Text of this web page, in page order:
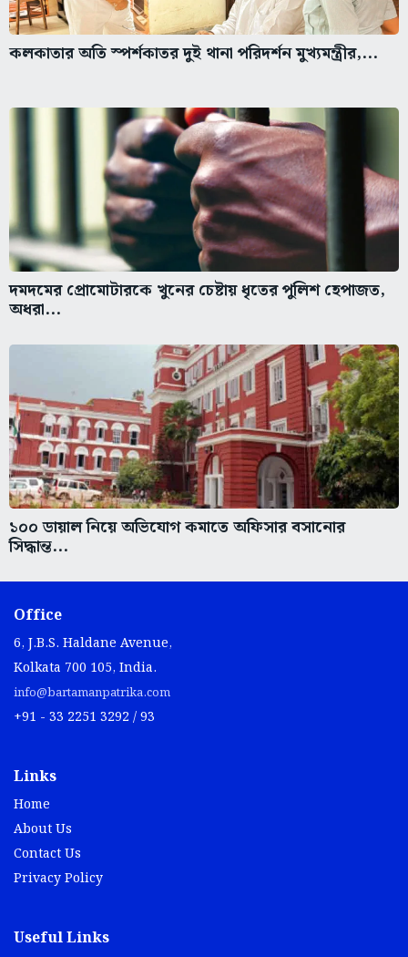
কলকাতার অতি স্পর্শকাতর দুই থানা পরিদর্শন মুখ্যমন্ত্রীর,...
দমদমের প্রোমোটারকে খুনের চেষ্টায় ধৃতের পুলিশ হেপাজত,
অধরা...
১০০ ডায়াল নিয়ে অভিযোগ কমাতে অফিসার বসানোর
সিদ্ধান্ত...
Office
6, J.B.S. Haldane Avenue,
Kolkata 700 105, India.
info@bartamanpatrika.com
+91 - 33 2251 3292 / 93
Links
Home
About Us
Contact Us
Privacy Policy
Useful Links